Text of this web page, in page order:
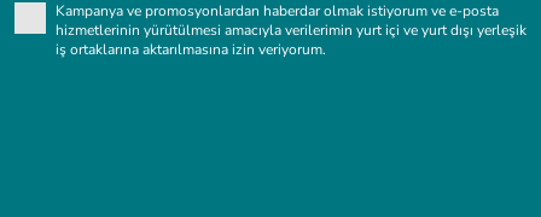
Kampanya ve promosyonlardan haberdar olmak istiyorum ve e-posta
hizmetlerinin yürütülmesi amacıyla verilerimin yurt içi ve yurt dışı yerleşik
iş ortaklarına aktarılmasına izin veriyorum.